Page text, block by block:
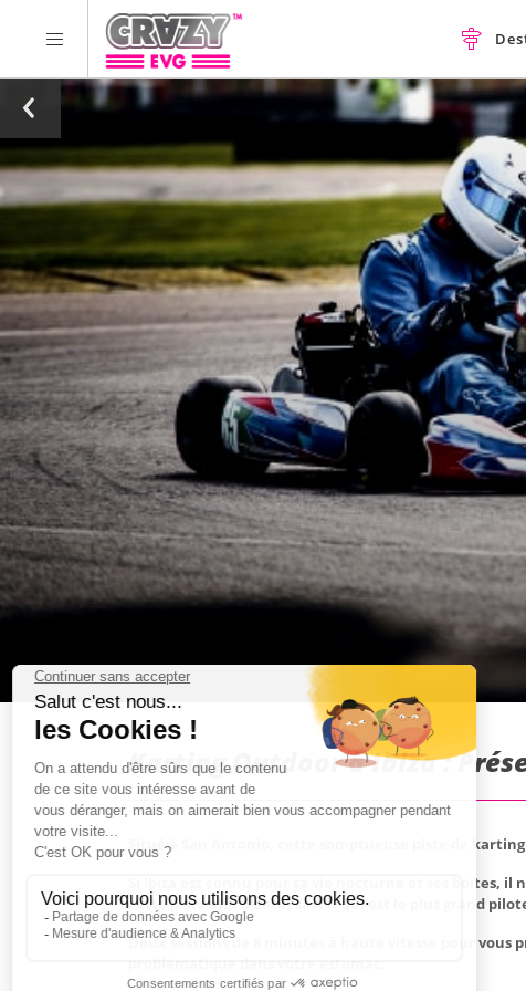
Karting Outdoor à Ibiza :
Situé à San Antonio, cette somptueuse piste de
Si Ibiza est connu pour sa vie nocturne et ses boîtes,
cette piste afin d'enfin savoir qui est le plus grand
Deux sessions de 8 minutes à haute vitesse pour